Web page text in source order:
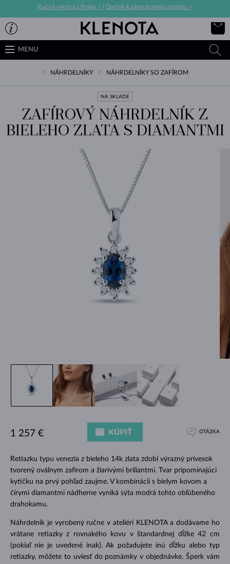
Ručná výroba z Prahy > Darček k zásnubnému prsteňu >
MENU
NÁHRDELNÍKY NÁHRDELNÍKY SO ZAFÍROM
NA SKLADE
ZAFÍROVÝ NÁHRDELNÍK Z
BIELEHO ZLATA S DIAMANTMI
Retiazku typu venezia z bieleho 14k zlata zdobí výrazný prívesok
tvorený oválnym zafírom a žiarivými briliantmi. Tvar pripomínajúci
kytičku na prvý pohľad zaujme. V kombinácii s bielym kovom a
čírymi diamantmi nádherne vyniká sýta modrá tohto obľúbeného
drahokamu.
Náhrdelník je vyrobený ručne v ateliéri KLENOTA a dodávame ho
vrátane retiazky z rovnakého kovu v štandardnej dĺžke 42 cm
(pokiaľ nie je uvedené inak). Ak požadujete inú dĺžku alebo typ
retiazky, môžete to uviesť do poznámky v objednávke. Šperk vám
1 257 € KÚPIŤ OTÁZKA